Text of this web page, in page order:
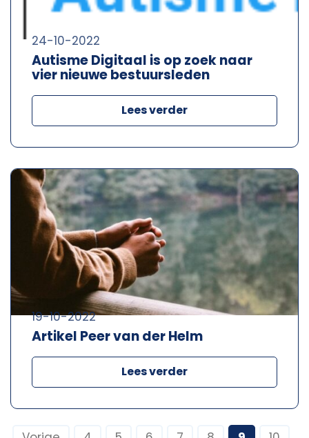
Autisme Digitaal is op zoek naar
vier nieuwe bestuursleden
24-10-2022
Lees verder
Artikel Peer van der Helm
19-10-2022
Lees verder